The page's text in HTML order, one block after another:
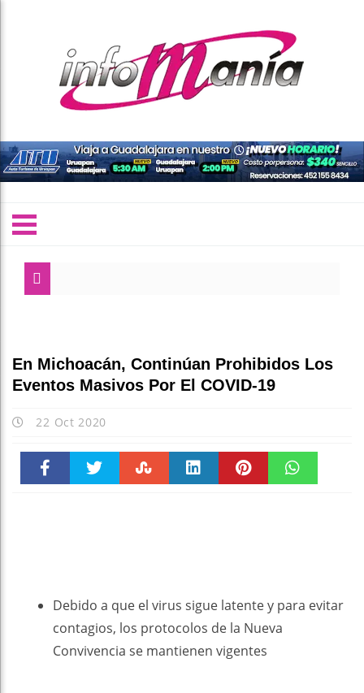
En Michoacán, Continúan Prohibidos Los
Eventos Masivos Por El COVID-19
22 Oct 2020
Debido a que el virus sigue latente y para evitar
contagios, los protocolos de la Nueva
Convivencia se mantienen vigentes